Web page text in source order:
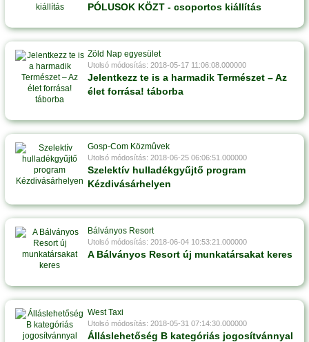
PÓLUSOK KÖZT - csoportos kiállítás
Zöld Nap egyesület
Utolsó módosítás: 2018-05-17 11:06:08.000000
Jelentkezz te is a harmadik Természet – Az
élet forrása! táborba
Gosp-Com Közmûvek
Utolsó módosítás: 2018-06-25 06:06:51.000000
Szelektív hulladékgyűjtő program
Kézdivásárhelyen
Bálványos Resort
Utolsó módosítás: 2018-06-04 10:53:21.000000
A Bálványos Resort új munkatársakat keres
West Taxi
Utolsó módosítás: 2018-05-31 07:14:30.000000
Álláslehetőség B kategóriás jogosítvánnyal